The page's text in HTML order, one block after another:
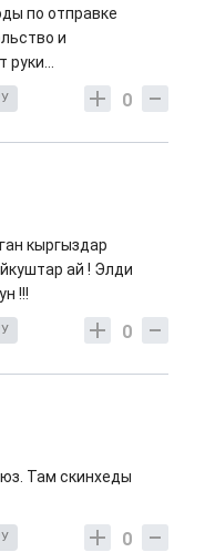
по отправке
и
руки...
0
кыргыздар
ай ! Элди
!!!
0
Там скинхеды
0